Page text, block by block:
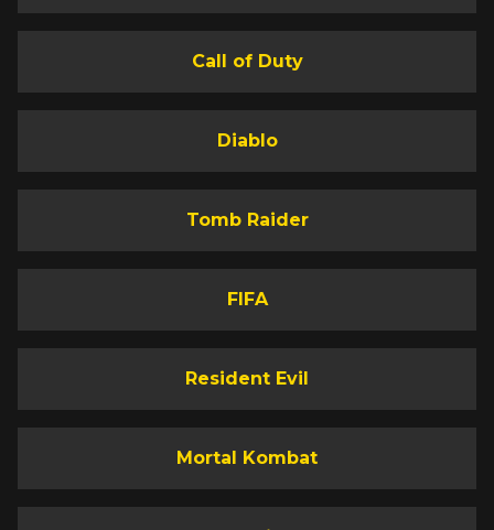
Call of Duty
Diablo
Tomb Raider
FIFA
Resident Evil
Mortal Kombat